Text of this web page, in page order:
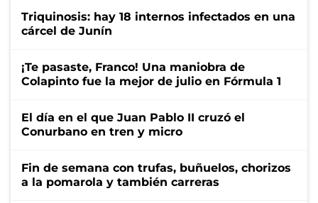
Triquinosis: hay 18 internos infectados en una
cárcel de Junín
¡Te pasaste, Franco! Una maniobra de
Colapinto fue la mejor de julio en Fórmula 1
El día en el que Juan Pablo II cruzó el
Conurbano en tren y micro
Fin de semana con trufas, buñuelos, chorizos
a la pomarola y también carreras